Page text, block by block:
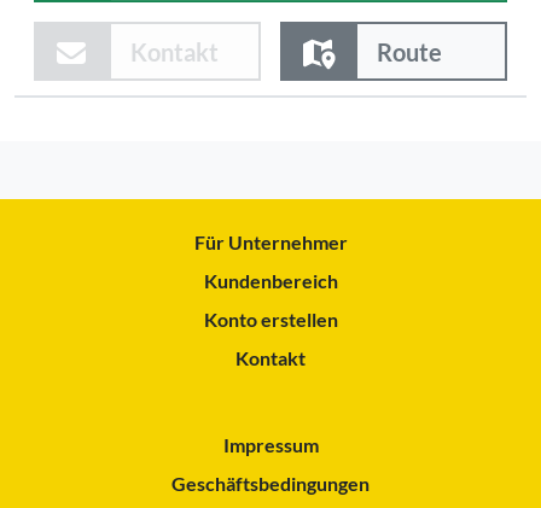
Kontakt Route
Für Unternehmer
Kundenbereich
Konto erstellen
Kontakt
Impressum
Geschäftsbedingungen